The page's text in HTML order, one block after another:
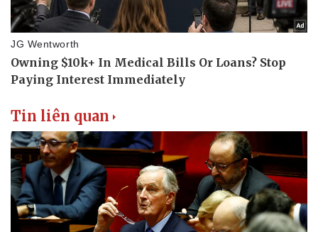
Tin liên quan